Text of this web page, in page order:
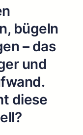
bügeln
– das
und
diese